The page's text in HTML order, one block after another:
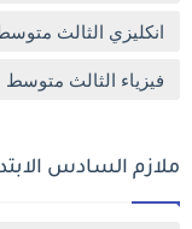
انكليزي الثالث
فيزياء الثالث متوسط
ملازم السادس